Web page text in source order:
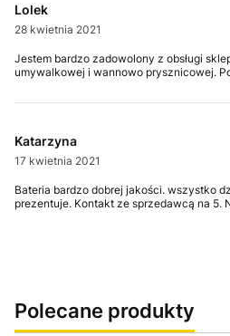
Lolek
28 kwietnia 2021
Jestem bardzo zadowolony z obsługi
umywalkowej i wannowo prysznicowej.
Katarzyna
17 kwietnia 2021
Bateria bardzo dobrej jakości. wszystko
prezentuje. Kontakt ze sprzedawcą na 5.
Polecane produkty